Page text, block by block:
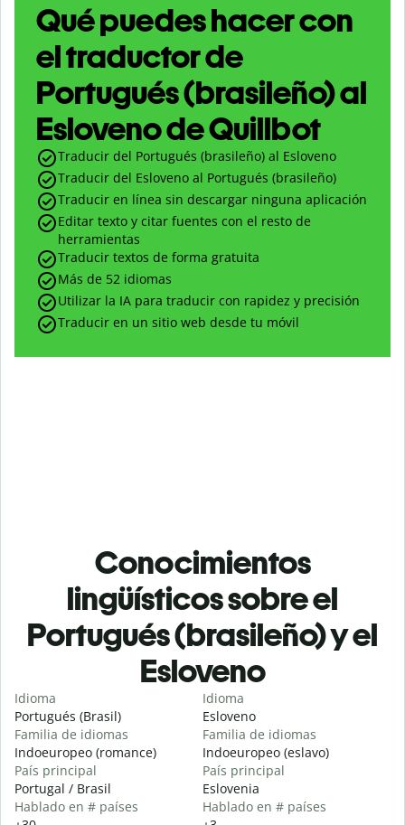
Qué puedes hacer con
el traductor de
Portugués (brasileño) al
Esloveno de Quillbot
Traducir del Portugués (brasileño) al Esloveno
Traducir del Esloveno al Portugués (brasileño)
Traducir en línea sin descargar ninguna aplicación
Editar texto y citar fuentes con el resto de
herramientas
Traducir textos de forma gratuita
Más de 52 idiomas
Utilizar la IA para traducir con rapidez y precisión
Traducir en un sitio web desde tu móvil
Conocimientos
lingüísticos sobre el
Portugués (brasileño) y el
Esloveno
Idioma
Portugués (Brasil)
Familia de idiomas
Indoeuropeo (romance)
País principal
Portugal / Brasil
Hablado en # países
Idioma
Esloveno
Familia de idiomas
Indoeuropeo (eslavo)
País principal
Eslovenia
Hablado en # países